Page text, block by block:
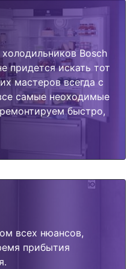
Bosch
придется искать тот
мастеров всегда с
самые неоходимые
быстро,
всех нюансов,
прибытия